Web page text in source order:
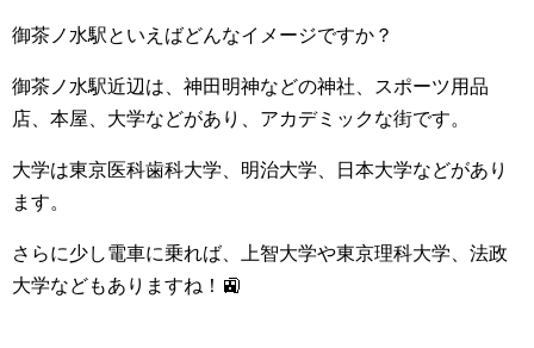
御茶ノ水駅といえばどんなイメージですか？
御茶ノ水駅近辺は、神田明神などの神社、スポーツ用品
店、本屋、大学などがあり、アカデミックな街です。
大学は東京医科歯科大学、明治大学、日本大学などがあり
ます。
さらに少し電車に乗れば、上智大学や東京理科大学、法政
大学などもありますね！🚉